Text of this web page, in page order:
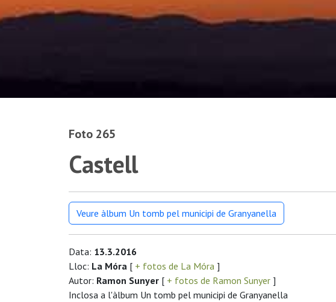
Foto 265
Castell
Veure àlbum Un tomb pel municipi de Granyanella
Data: 13.3.2016
Lloc: La Móra [ + fotos de La Móra ]
Autor: Ramon Sunyer [ + fotos de Ramon Sunyer ]
Inclosa a l'àlbum Un tomb pel municipi de Granyanella